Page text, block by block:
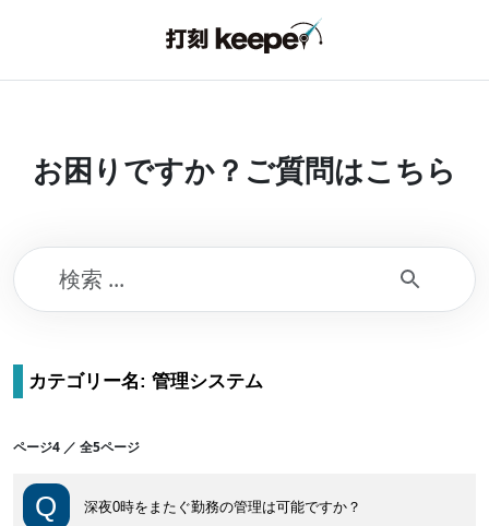
お困りですか？ご質問はこちら
カテゴリー名: 管理システム
ページ4 ／ 全5ページ
深夜0時をまたぐ勤務の管理は可能ですか？